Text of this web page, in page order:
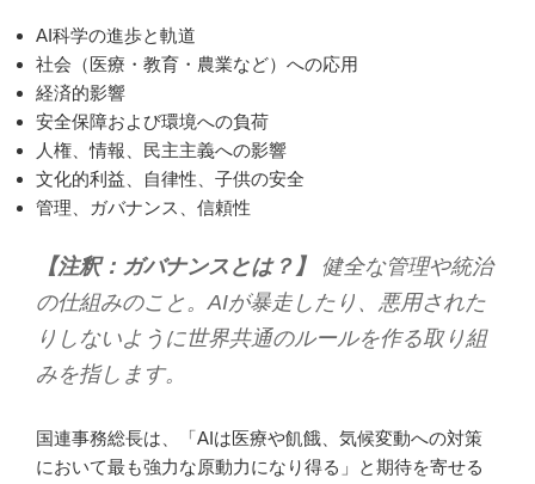
AI科学の進歩と軌道
社会（医療・教育・農業など）への応用
経済的影響
安全保障および環境への負荷
人権、情報、民主主義への影響
文化的利益、自律性、子供の安全
管理、ガバナンス、信頼性
【注釈：ガバナンスとは？】
健全な管理や統治
の仕組みのこと。AIが暴走したり、悪用された
りしないように世界共通のルールを作る取り組
みを指します。
国連事務総長は、「AIは医療や飢餓、気候変動への対策
において最も強力な原動力になり得る」と期待を寄せる